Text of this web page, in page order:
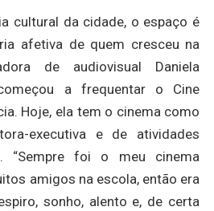
cultural da cidade, o espaço é
afetiva de quem cresceu na
de audiovisual Daniela
a frequentar o Cine
Hoje, ela tem o cinema como
executiva e de atividades
“Sempre foi o meu cinema
amigos na escola, então era
sonho, alento e, de certa